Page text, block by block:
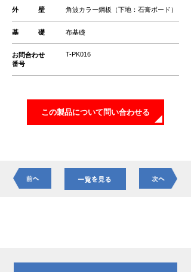
外 壁 角波カラー鋼板（下地：石膏ボード）
基 礎 布基礎
お問合わせ
番号
T-PK016
この製品について問い合わせる